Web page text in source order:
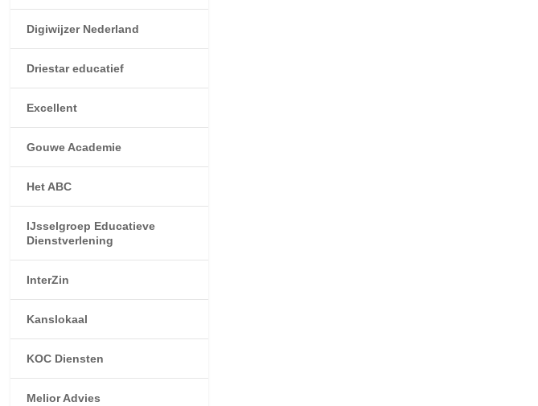
Digiwijzer Nederland
Driestar educatief
Excellent
Gouwe Academie
Het ABC
IJsselgroep Educatieve
Dienstverlening
InterZin
Kanslokaal
KOC Diensten
Melior Advies